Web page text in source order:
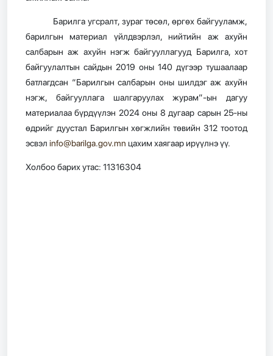
Барилга угсралт, зураг төсөл, өргөх байгууламж,
барилгын материал үйлдвэрлэл, нийтийн аж ахуйн
салбарын аж ахуйн нэгж байгууллагууд Барилга, хот
байгуулалтын сайдын 2019 оны 140 дүгээр тушаалаар
батлагдсан “Барилгын салбарын оны шилдэг аж ахуйн
нэгж, байгууллага шалгаруулах журам”-ын дагуу
материалаа бүрдүүлэн 2024 оны 8 дугаар сарын 25-ны
өдрийг дуустал Барилгын хөгжлийн төвийн 312 тоотод
эсвэл info@barilga.gov.mn цахим хаягаар ирүүлнэ үү.
Холбоо барих утас: 11316304